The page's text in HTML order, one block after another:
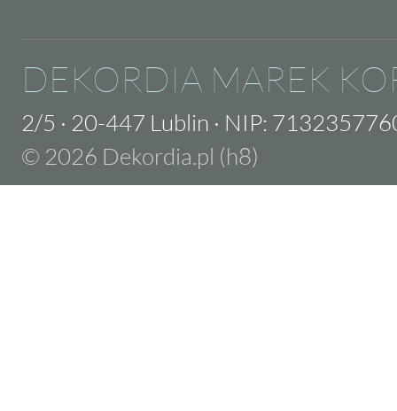
DEKORDIA MAREK
2/5 · 20-447 Lublin · NIP:
© 2026 Dekordia.pl (h8)